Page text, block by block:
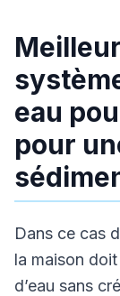
eau
pour
Dans ce cas
la maison
d’eau sans